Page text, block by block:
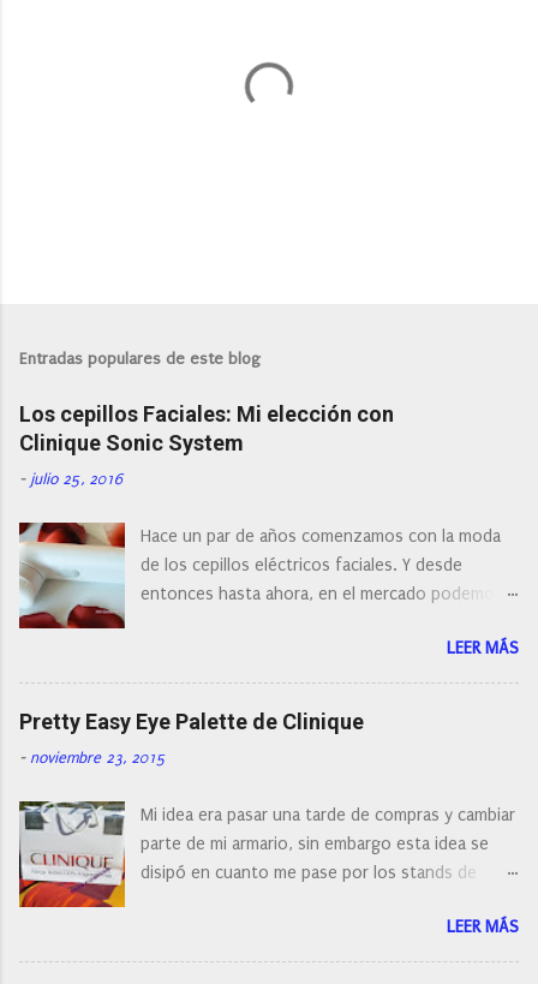
l
a
r
n
o
m
e
n
t
a
o
Entradas populares de este blog
Los cepillos Faciales: Mi elección con
Clinique Sonic System
- julio 25, 2016
Hace un par de años comenzamos con la moda
de los cepillos eléctricos faciales. Y desde
entonces hasta ahora, en el mercado podemos
con diferentes características, a pilas, a batería,
cepillos de rotación o de oscilación... y
naturalmente de todos los precios. Existe en la
actualidad tal variedad, que antes de hacer la
compra debemos de hacernos unas preguntas:
post os voy a dar mi opinión de porque elegí mi
cepillo facial de Clinique
LEER MÁS
Pretty Easy Eye Palette de Clinique
- noviembre 23, 2015
Mi idea era pasar una tarde de compras y cambiar
parte de mi armario, sin embargo esta idea se
disipó en cuanto me pase por los stands de
resistirse a esta paleta de colores de Clinique.
LEER MÁS